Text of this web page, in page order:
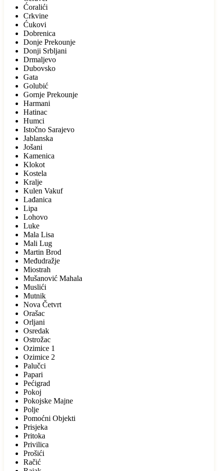
Ćoralići
Crkvine
Ćukovi
Dobrenica
Donje Prekounje
Donji Srbljani
Drmaljevo
Dubovsko
Gata
Golubić
Gornje Prekounje
Harmani
Hatinac
Humci
Istočno Sarajevo
Jablanska
Jošani
Kamenica
Klokot
Kostela
Kralje
Kulen Vakuf
Lađanica
Lipa
Lohovo
Luke
Mala Lisa
Mali Lug
Martin Brod
Međudražje
Miostrah
Mušanović Mahala
Muslići
Mutnik
Nova Četvrt
Orašac
Orljani
Osredak
Ostrožac
Ozimice 1
Ozimice 2
Palučci
Papari
Pećigrad
Pokoj
Pokojske Majne
Polje
Pomoćni Objekti
Prisjeka
Pritoka
Privilica
Prošići
Račić